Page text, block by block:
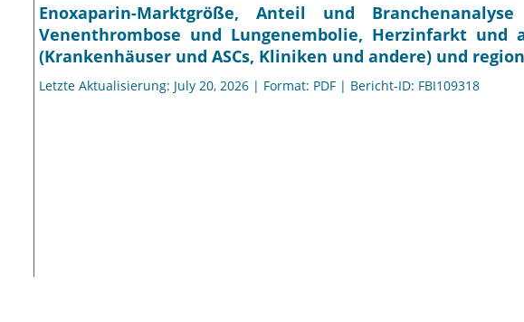
Enoxaparin-Marktgröße, Anteil und
Venenthrombose und Lungenembolie, Herzinfarkt und
(Krankenhäuser und ASCs, Kliniken und andere) und
Letzte Aktualisierung: July 20, 2026 | Format: PDF | Bericht-ID: FBI109318